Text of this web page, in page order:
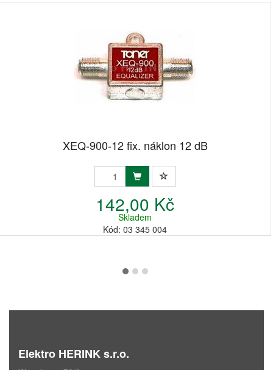
XEQ-900-12 fix. náklon 12 dB
142,00 Kč
Skladem
Kód: 03 345 004
Elektro HERINK s.r.o.